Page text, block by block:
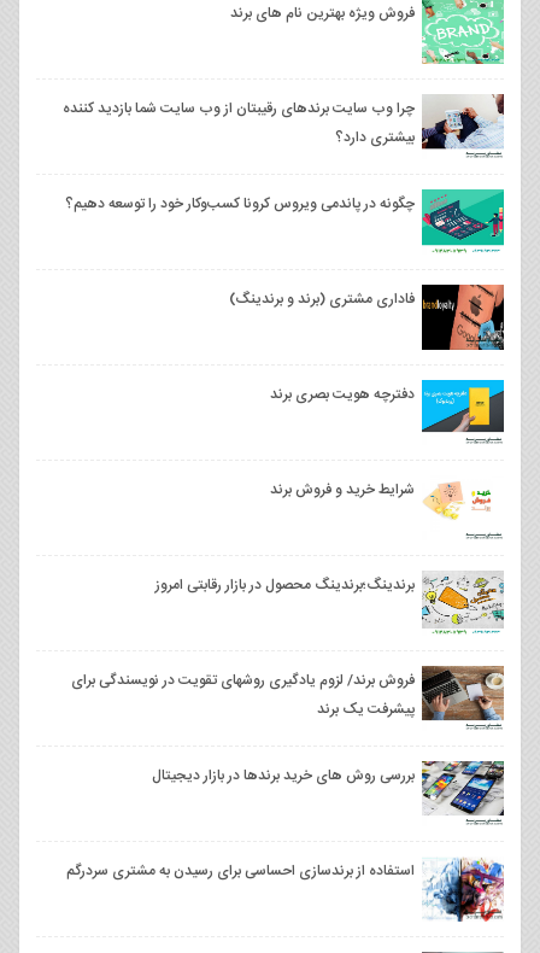
فروش ویژه بهترین نام های برند
چرا وب سایت برندهای رقیبتان از وب سایت شما بازدید کننده
بیشتری دارد؟
چگونه در پاندمی ویروس کرونا کسب‌وکار خود را توسعه دهیم؟
فاداری مشتری (برند و برندینگ)
دفترچه هویت بصری برند
شرایط خرید و فروش برند
برندینگ؛برندینگ محصول در بازار رقابتی امروز
فروش برند/ لزوم یادگیری روشهای تقویت در نویسندگی برای
پیشرفت یک برند
بررسی روش های خرید برندها در بازار دیجیتال
استفاده از برندسازی احساسی برای رسیدن به مشتری سردرگم